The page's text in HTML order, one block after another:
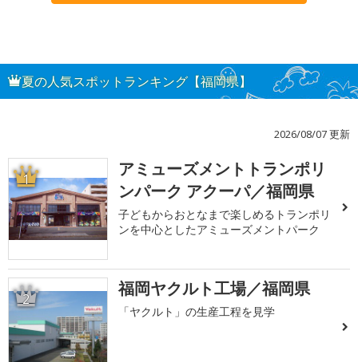
夏の人気スポットランキング【福岡県】
2026/08/07 更新
1
アミューズメントトランポリ
ンパーク アクーパ／福岡県
子どもからおとなまで楽しめるトランポリ
ンを中心としたアミューズメントパーク
2 福岡ヤクルト工場／福岡県
「ヤクルト」の生産工程を見学